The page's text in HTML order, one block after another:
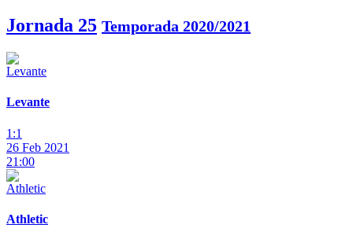
Jornada 25 Temporada 2020/2021
Levante
1:1
26 Feb 2021
21:00
Athletic